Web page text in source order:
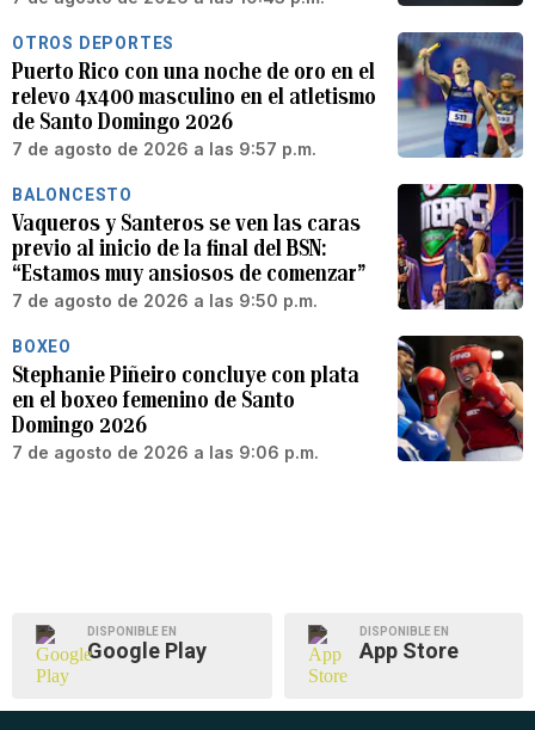
OTROS DEPORTES
Puerto Rico con una noche de oro en el
relevo 4x400 masculino en el atletismo
de Santo Domingo 2026
7 de agosto de 2026 a las 9:57 p.m.
BALONCESTO
Vaqueros y Santeros se ven las caras
previo al inicio de la final del BSN:
“Estamos muy ansiosos de comenzar”
7 de agosto de 2026 a las 9:50 p.m.
BOXEO
Stephanie Piñeiro concluye con plata
en el boxeo femenino de Santo
Domingo 2026
7 de agosto de 2026 a las 9:06 p.m.
DISPONIBLE EN
Google Play
DISPONIBLE EN
App Store